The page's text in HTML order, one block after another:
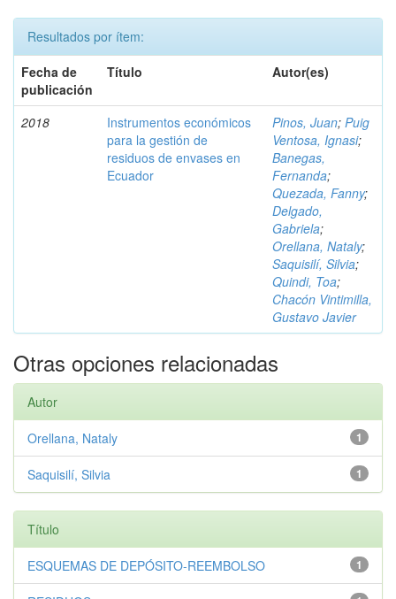
Resultados por ítem:
Fecha de
publicación
Título Autor(es)
2018
Instrumentos económicos
para la gestión de
residuos de envases en
Ecuador
Pinos, Juan; Puig
Ventosa, Ignasi;
Banegas,
Fernanda;
Quezada, Fanny;
Delgado,
Gabriela;
Orellana, Nataly;
Saquisilí, Silvia;
Quindi, Toa;
Chacón Vintimilla,
Gustavo Javier
Otras opciones relacionadas
Autor
1
Orellana, Nataly
1
Saquisilí, Silvia
Título
1
ESQUEMAS DE DEPÓSITO-REEMBOLSO